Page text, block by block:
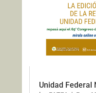
Unidad Federal